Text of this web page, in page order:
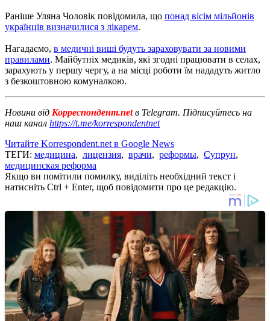
Раніше Уляна Чоловік повідомила, що понад вісім мільйонів
українців визначилися з лікарем.
Нагадаємо, в медичні виші будуть зараховувати за новими
правилами. Майбутніх медиків, які згодні працювати в селах,
зарахують у першу чергу, а на місці роботи їм нададуть житло
з безкоштовною комуналкою.
Новини від Корреспондент.netв Telegram. Підписуйтесь на
наш канал https://t.me/korrespondentnet
Читайте Korrespondent.net в Google News
ТЕГИ: медицина, лицензия, врачи, реформы, Супрун,
медицинская реформа
Якщо ви помітили помилку, виділіть необхідний текст і
натисніть Ctrl + Enter, щоб повідомити про це редакцію.